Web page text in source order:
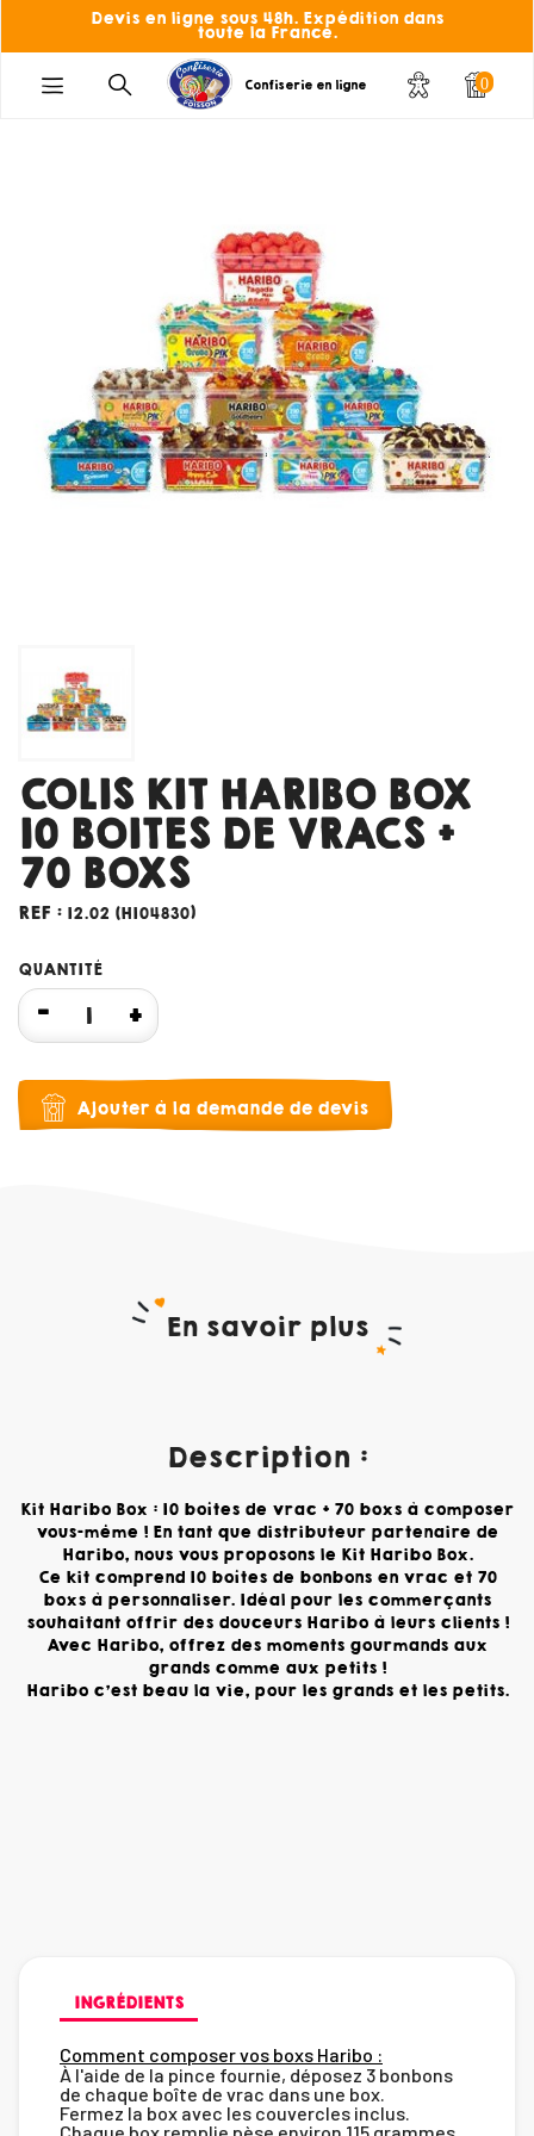
Devis en ligne sous 48h. Expédition dans
toute la France.
Confiserie en ligne 0
COLIS KIT HARIBO BOX
10 BOITES DE VRACS +
70 BOXS
REF : 12.02 (H104830)
QUANTITÉ
Ajouter à la demande de devis
En savoir plus
Description :
Kit Haribo Box : 10 boîtes de vrac + 70 boxs à composer
vous-même ! En tant que distributeur partenaire de
Haribo, nous vous proposons le Kit Haribo Box.
Ce kit comprend 10 boîtes de bonbons en vrac et 70
boxs à personnaliser. Idéal pour les commerçants
souhaitant offrir des douceurs Haribo à leurs clients !
Avec Haribo, offrez des moments gourmands aux
grands comme aux petits !
Haribo c'est beau la vie, pour les grands et les petits.
INGRÉDIENTS
Comment composer vos boxs Haribo :
À l'aide de la pince fournie, déposez 3 bonbons
de chaque boîte de vrac dans une box.
Fermez la box avec les couvercles inclus.